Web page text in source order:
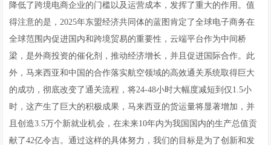
降低了跨境电商企业的门槛以及运营成本，发挥了重大的作用。值
得注意的是，2025年东盟经济共同体的蓝图肯定了全球电子商务在
全球范围内促进国内和跨境贸易的重要性，云端平台作为中间桥
梁，是外商投资的催化剂，推动经济增长，并且促进国际合作。此
外，马来西亚和中国的合作落实航空领域的高效通关系统取得巨大
的成功，彻底改变了通关流程，将24-48小时大幅度减短到仅1.5小
时，这产生了巨大的积极成果，马来西亚的货运量将显著增加，并
且创造3.5万个新就业机会，在未来10年内为我国国内的生产总值贡
献了42亿令吉。通过这样的具体努力，我们的目标是为了创新和发